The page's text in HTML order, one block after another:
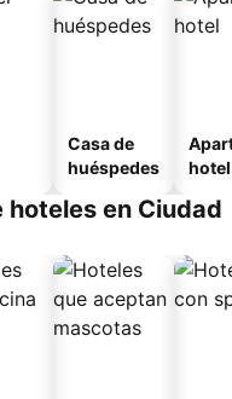
Casa de
huéspedes
hotel
en Ciudad